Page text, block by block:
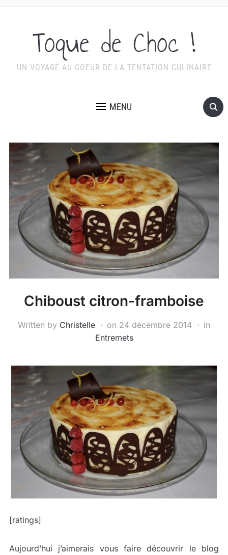
Toque de Choc !
UN VOYAGE AU COEUR DE LA TENTATION CULINAIRE
MENU
Chiboust citron-framboise
Written by Christelle on 24 décembre 2014
in
Entremets
[ratings]
Aujourd’hui j’aimerais vous faire découvrir le blog